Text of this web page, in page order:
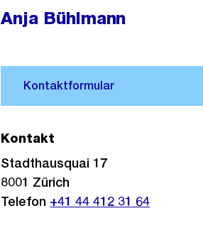
Anja Bühlmann
Kontakt
Stadthausquai 17
8001 Zürich
Telefon +41 44 412 31 64